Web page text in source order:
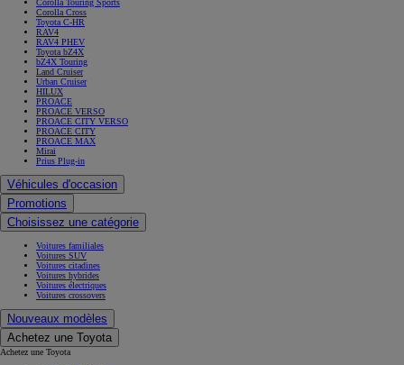
Corolla Touring Sports
Corolla Cross
Toyota C-HR
RAV4
RAV4 PHEV
Toyota bZ4X
bZ4X Touring
Land Cruiser
Urban Cruiser
HILUX
PROACE
PROACE VERSO
PROACE CITY VERSO
PROACE CITY
PROACE MAX
Mirai
Prius Plug-in
Véhicules d'occasion
Promotions
Choisissez une catégorie
Voitures familiales
Voitures SUV
Voitures citadines
Voitures hybrides
Voitures électriques
Voitures crossovers
Nouveaux modèles
Achetez une Toyota
Achetez une Toyota